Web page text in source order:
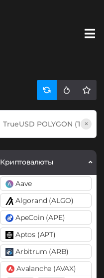
×
Криптовалюты
Aave
Algorand (ALGO)
ApeCoin (APE)
Aptos (APT)
Arbitrum (ARB)
Avalanche (AVAX)